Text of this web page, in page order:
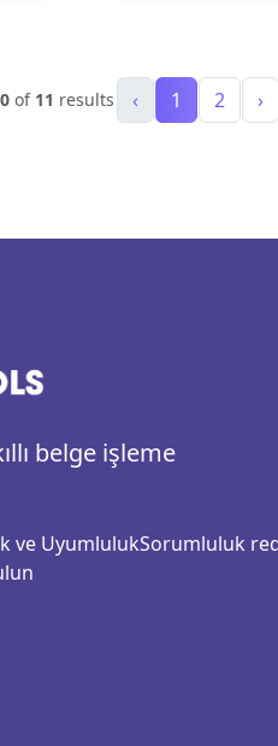
of 11 results ‹ 1 2 ›
belge işleme
ve UyumlulukSorumluluk